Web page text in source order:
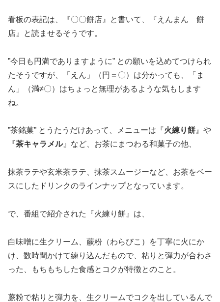
看板の表記は、『〇〇餅店』と書いて、『えんまん 餅
店』と読ませるそうです。
”今日も円満でありますように” との願いを込めてつけられ
たそうですが、「えん」（円＝〇）は分かっても、「ま
ん」（満≠〇）はちょっと無理があるような気もします
ね。
”茶銘菓” とうたうだけあって、メニューは『火練り餅』や
『茶キャラメル』など、お茶にまつわる和菓子の他、
抹茶ラテや玄米茶ラテ、抹茶スムージーなど、お茶をベー
スにしたドリンクのラインナップとなっています。
で、番組で紹介された『火練り餅』は、
白味噌に生クリーム、蕨粉（わらびこ）を丁寧に火にか
け、数時間かけて練り込んだもので、粘りと弾力が合わさ
った、もちもちした食感とコクが特徴とのこと。
蕨粉で粘りと弾力を、生クリームでコクを出しているんで